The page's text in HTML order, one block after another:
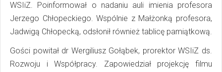
WSIiZ. Poinformował o nadaniu auli imienia profesora
Jerzego Chłopeckiego. Wspólnie z Małżonką profesora,
Jadwigą Chłopecką, odsłonił również tablicę pamiątkową.
Gości powitał dr Wergiliusz Gołąbek, prorektor WSIiZ ds.
Rozwoju i Współpracy. Zapowiedział projekcję filmu